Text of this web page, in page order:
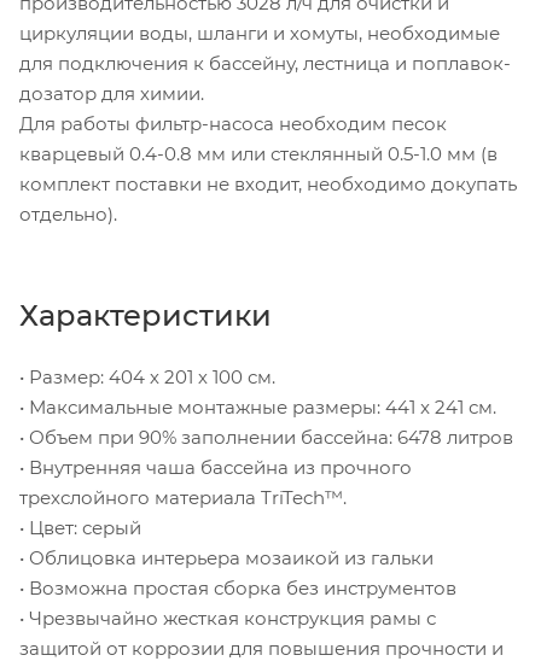
циркуляции воды, шланги и хомуты, необходимые
для подключения к бассейну, лестница и поплавок-
дозатор для химии.
Для работы фильтр-насоса необходим песок
кварцевый 0.4-0.8 мм или стеклянный 0.5-1.0 мм (в
комплект поставки не входит, необходимо докупать
отдельно).
Характеристики
• Размер: 404 х 201 х 100 см.
• Максимальные монтажные размеры: 441 x 241 см.
• Объем при 90% заполнении бассейна: 6478 литров
• Внутренняя чаша бассейна из прочного
трехслойного материала TriTech™.
• Цвет: серый
• Облицовка интерьера мозаикой из гальки
• Возможна простая сборка без инструментов
• Чрезвычайно жесткая конструкция рамы с
защитой от коррозии для повышения прочности и